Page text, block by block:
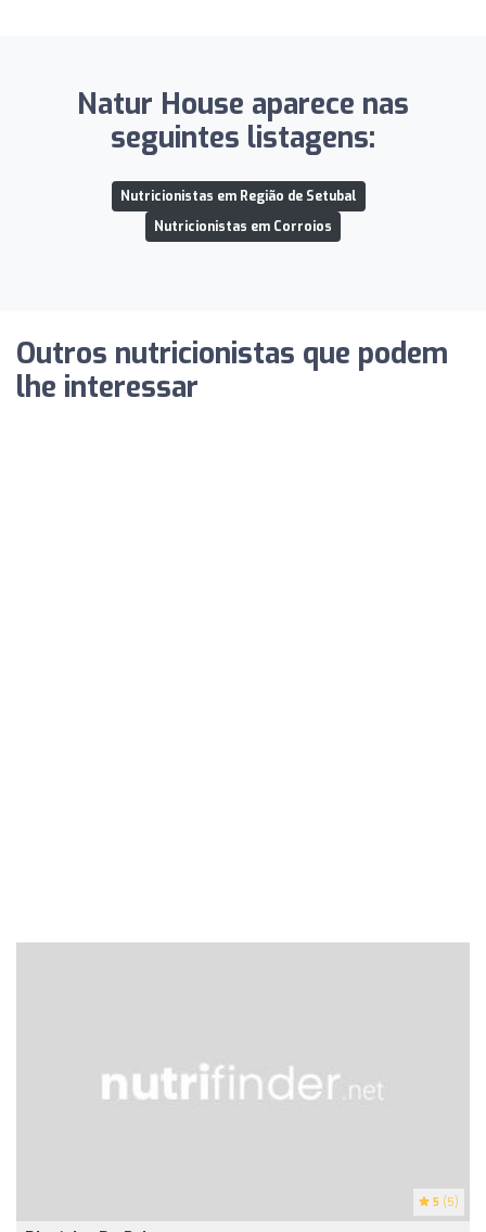
Natur House aparece nas
seguintes listagens:
Nutricionistas em Região de Setubal
Nutricionistas em Corroios
Outros nutricionistas que podem
lhe interessar
5 (5)